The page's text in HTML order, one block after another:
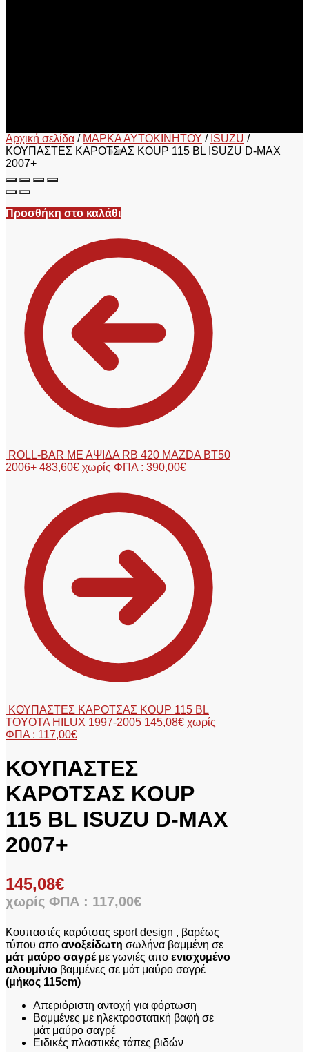
Αρχική σελίδα / ΜΑΡΚΑ ΑΥΤΟΚΙΝΗΤΟΥ / ISUZU /
ΚΟΥΠΑΣΤΕΣ ΚΑΡΟΤΣΑΣ KOUP 115 BL ISUZU D-MAX
2007+
Προσθήκη στο καλάθι
ROLL-BAR ΜΕ ΑΨΙΔΑ RB 420 MAZDA BT50
2006+ 483,60€ χωρίς ΦΠΑ : 390,00€
ΚΟΥΠΑΣΤΕΣ ΚΑΡΟΤΣΑΣ KOUP 115 BL
TOYOTA HILUX 1997-2005 145,08€ χωρίς
ΦΠΑ : 117,00€
ΚΟΥΠΑΣΤΕΣ
ΚΑΡΟΤΣΑΣ KOUP
115 BL ISUZU D-MAX
2007+
145,08€
χωρίς ΦΠΑ : 117,00€
Κουπαστές καρότσας sport design , βαρέως
τύπου απο ανοξείδωτη σωλήνα βαμμένη σε
μάτ μαύρο σαγρέμε γωνιές απο ενισχυμένο
αλουμίνιο βαμμένες σε μάτ μαύρο σαγρέ
(μήκος 115cm)
Απεριόριστη αντοχή για φόρτωση
Βαμμένες με ηλεκτροστατική βαφή σε
μάτ μαύρο σαγρέ
Ειδικές πλαστικές τάπες βιδών